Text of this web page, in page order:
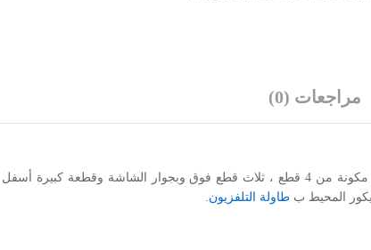
مراجعات (0)
وبتصميم مميز بلون بني، وهذه الطاولة مكونة من 4 قطع ، ثلاث قطع فوق وبجوار الشاشة
المحيط ب طاولة التلفزيون